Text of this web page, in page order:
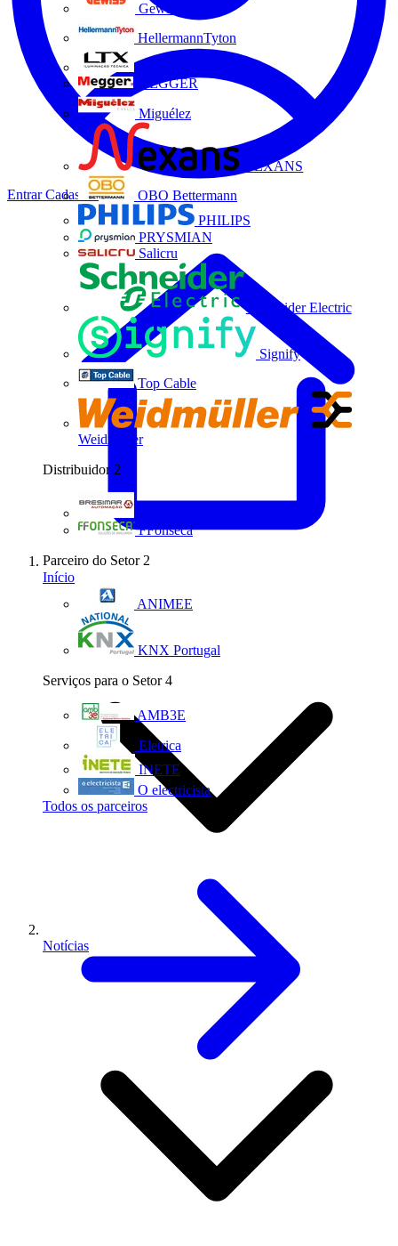
Gewiss
HellermannTyton
MEGGER
Miguélez
NEXANS
OBO Bettermann
PHILIPS
PRYSMIAN
Salicru
Schneider Electric
Signify
Top Cable
Weidmüller
Distribuidor 2
FFonseca
Parceiro do Setor 2
ANIMEE
KNX Portugal
Serviços para o Setor 4
AMB3E
Eletrica
INETE
O electricista
Todos os parceiros
EntrarCadastrar
Início
Notícias